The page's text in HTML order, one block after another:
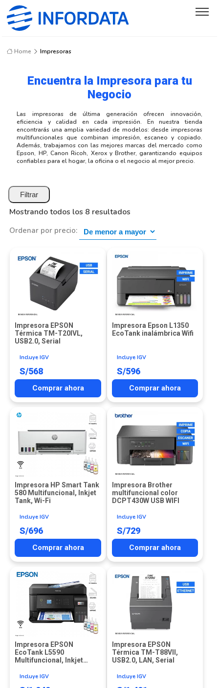
Home Impresoras
Encuentra la Impresora para tu
Negocio
Las impresoras de última generación ofrecen innovación,
eficiencia y calidad en cada impresión. En nuestra tienda
encontrarás una amplia variedad de modelos: desde impresoras
multifuncionales que combinan impresión, escaneo y copiado.
Además, trabajamos con las mejores marcas del mercado como
Epson, HP, Canon Ricoh, Xerox y Brother, garantizando equipos
confiables para el hogar, la oficina o el negocio al mejor precio.
Filtrar
Mostrando todos los 8 resultados
Ordenar por precio:
Impresora EPSON
Térmica TM-T20IVL,
USB2.0, Serial
Incluye IGV
S/568
Comprar ahora
Impresora Epson L1350
EcoTank inalámbrica Wifi
Incluye IGV
S/596
Comprar ahora
Impresora HP Smart Tank
580 Multifuncional, Inkjet
Tank, Wi-Fi
Incluye IGV
S/696
Comprar ahora
Impresora Brother
multifuncional color
DCPT430W USB WIFI
Incluye IGV
S/729
Comprar ahora
Impresora EPSON
EcoTank L5590
Multifuncional, Inkjet
Incluye IGV
Impresora EPSON
Térmica TM-T88VII,
USB2.0, LAN, Serial
Incluye IGV